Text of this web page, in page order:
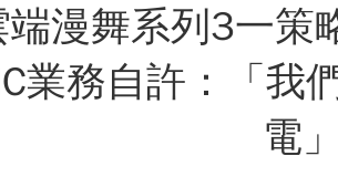
漫舞系列3一策
業務自許：「我
電」